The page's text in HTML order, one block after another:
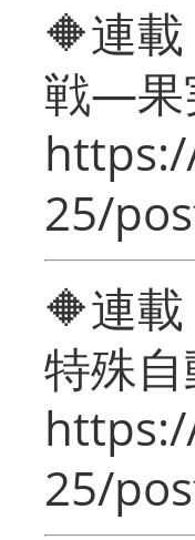
🔶連
戦―果
25/
🔶連
特殊
25/